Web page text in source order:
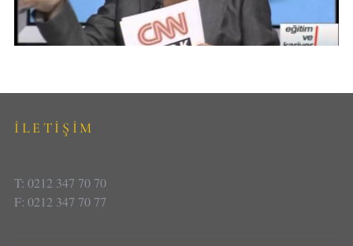
İLETİŞİM
T: 0212 347 70 70
F: 0212 347 70 77